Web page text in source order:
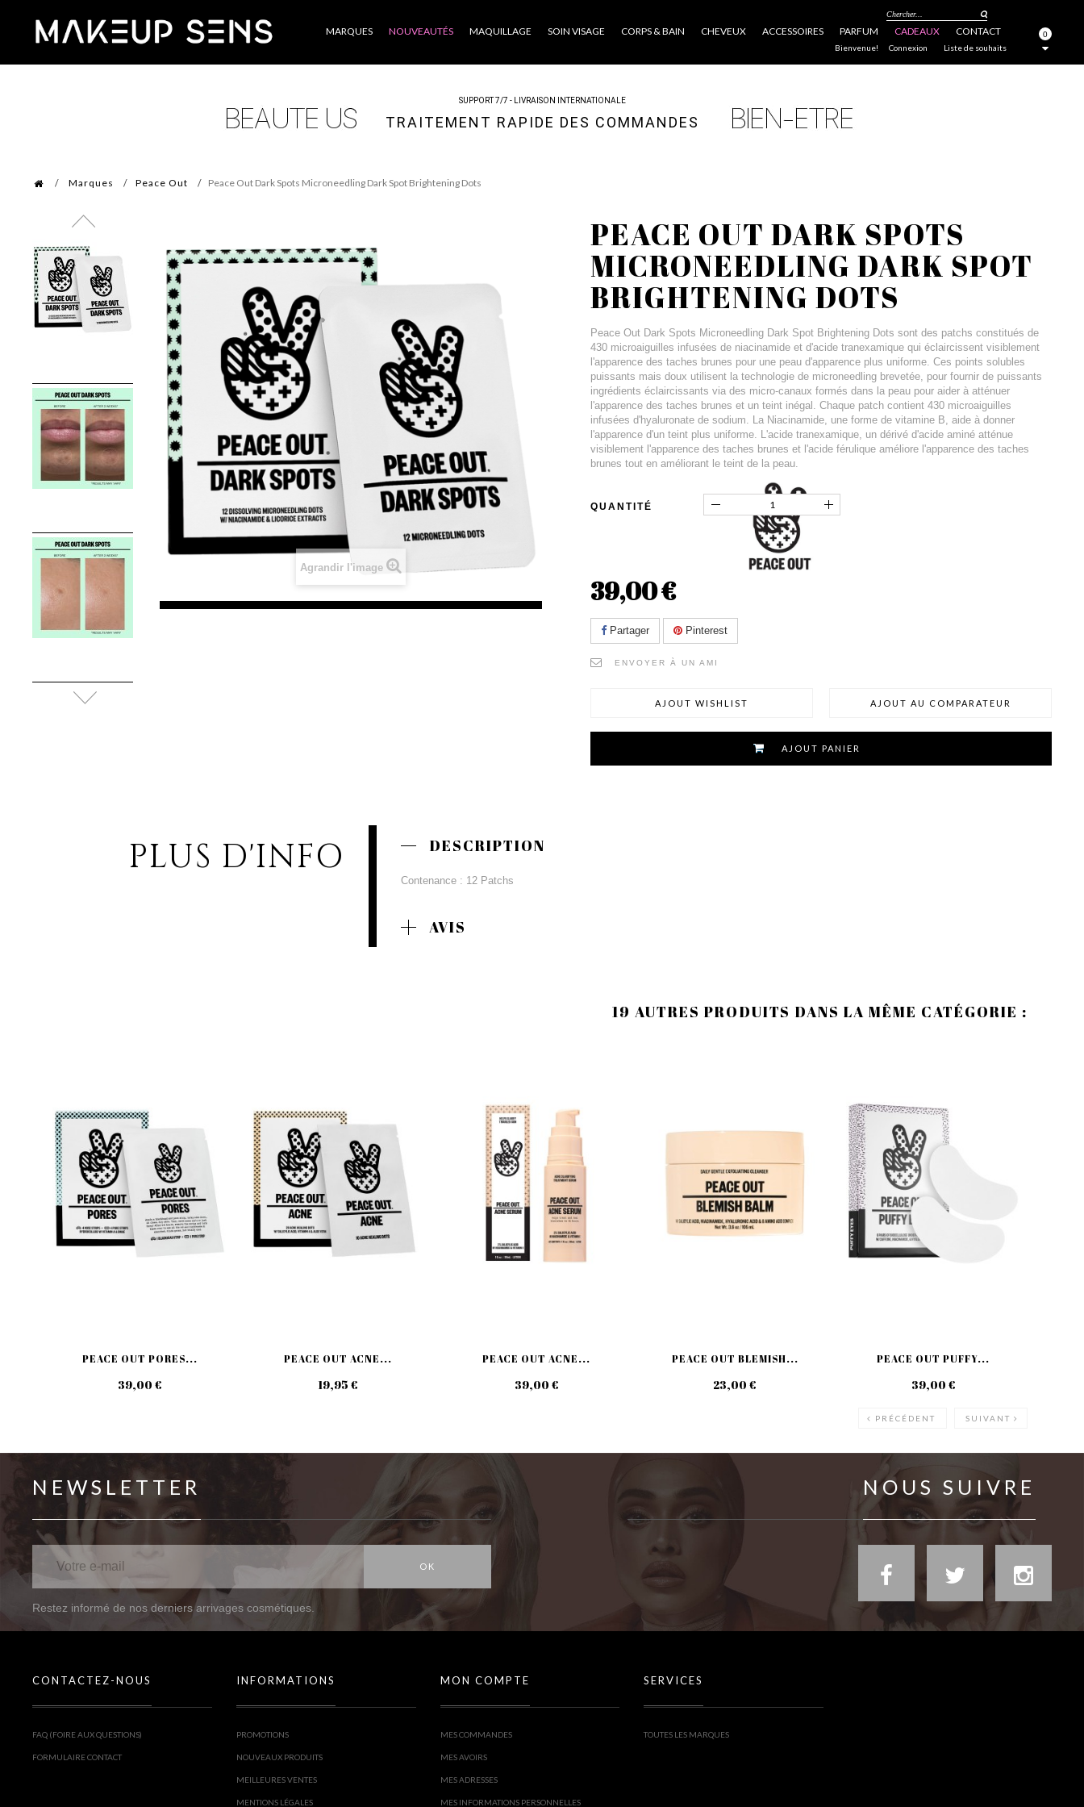
Catégories MARQUES NOUVEAUTÉS MAQUILLAGE SOIN VISAGE CORPS & BAIN CHEVEUX ACCESSOIRES PARFUM CADEAUX CONTACT
Chercher...
0
Liste de souhaits
Bienvenue! Connexion
SUPPORT 7/7 - LIVRAISON INTERNATIONALE
TRAITEMENT RAPIDE DES COMMANDES
Marques Peace Out Peace Out Dark Spots Microneedling Dark Spot Brightening Dots
Agrandir l'image
PEACE OUT DARK SPOTS
MICRONEEDLING DARK SPOT
BRIGHTENING DOTS
Peace Out Dark Spots Microneedling Dark Spot Brightening Dots sont des patchs constitués de
430 microaiguilles infusées de niacinamide et d'acide tranexamique qui éclaircissent visiblement
l'apparence des taches brunes pour une peau d'apparence plus uniforme. Ces points solubles
puissants mais doux utilisent la technologie de microneedling brevetée, pour fournir de puissants
ingrédients éclaircissants via des micro-canaux formés dans la peau pour aider à atténuer
l'apparence des taches brunes et un teint inégal. Chaque patch contient 430 microaiguilles
infusées d'hyaluronate de sodium. La Niacinamide, une forme de vitamine B, aide à donner
l'apparence d'un teint plus uniforme. L'acide tranexamique, un dérivé d'acide aminé atténue
visiblement l'apparence des taches brunes et l'acide férulique améliore l'apparence des taches
brunes tout en améliorant le teint de la peau.
QUANTITÉ
39,00 €
Partager Pinterest
ENVOYER À UN AMI
AJOUT WISHLIST AJOUT AU COMPARATEUR
AJOUT PANIER
PLUS D'INFO DESCRIPTION
Contenance : 12 Patchs
AVIS
19 AUTRES PRODUITS DANS LA MÊME CATÉGORIE :
PEACE OUT PORES...
39,00 €
PEACE OUT ACNE...
19,95 €
PEACE OUT ACNE...
39,00 €
PEACE OUT BLEMISH...
23,00 €
PEACE OUT PUFFY...
39,00 €
PRÉCÉDENT SUIVANT
NEWSLETTER
OK
Restez informé de nos derniers arrivages cosmétiques.
NOUS SUIVRE
CONTACTEZ-NOUS
FAQ (FOIRE AUX QUESTIONS)
FORMULAIRE CONTACT
INFORMATIONS
PROMOTIONS
NOUVEAUX PRODUITS
MEILLEURES VENTES
MENTIONS LÉGALES
MON COMPTE
MES COMMANDES
MES AVOIRS
MES ADRESSES
MES INFORMATIONS PERSONNELLES
SERVICES
TOUTES LES MARQUES